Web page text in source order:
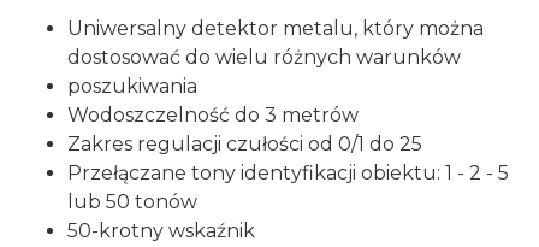
Uniwersalny detektor metalu, który można
dostosować do wielu różnych warunków
poszukiwania
Wodoszczelność do 3 metrów
Zakres regulacji czułości od 0/1 do 25
Przełączane tony identyfikacji obiektu: 1 - 2 - 5
lub 50 tonów
50-krotny wskaźnik